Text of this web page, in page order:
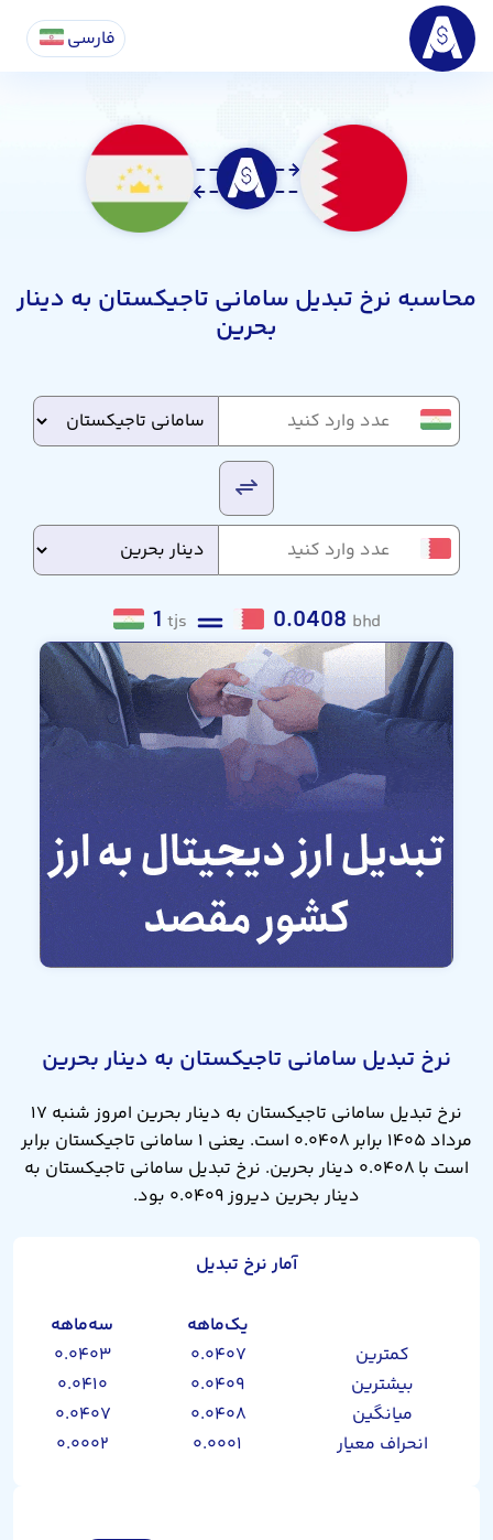
فارسی
محاسبه نرخ تبدیل سامانی تاجیکستان به دینار
بحرین
1 tjs 0.0408 bhd
نرخ تبدیل سامانی تاجیکستان به دینار بحرین
نرخ تبدیل سامانی تاجیکستان به دینار بحرین امروز شنبه ۱۷
مرداد ۱۴۰۵ برابر ۰.۰۴۰۸ است. یعنی ۱ سامانی تاجیکستان برابر
است با ۰.۰۴۰۸ دینار بحرین. نرخ تبدیل سامانی تاجیکستان به
دینار بحرین دیروز ۰.۰۴۰۹ بود.
آمار نرخ تبدیل
یک‌ماهه
سه‌ماهه
کمترین
۰.۰۴۰۷
۰.۰۴۰۳
بیشترین
۰.۰۴۰۹
۰.۰۴۱۰
میانگین
۰.۰۴۰۸
۰.۰۴۰۷
انحراف معیار
۰.۰۰۰۱ ۰.۰۰۰۲